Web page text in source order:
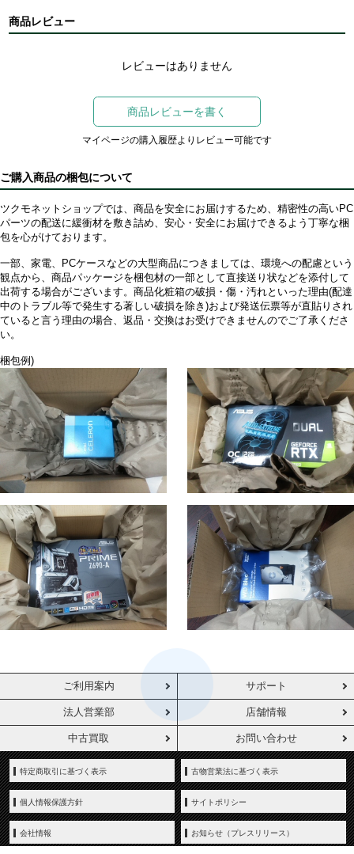
商品レビュー
レビューはありません
商品レビューを書く
マイページの購入履歴よりレビュー可能です
ご購入商品の梱包について
ツクモネットショップでは、商品を安全にお届けするため、精密性の高いPC
パーツの配送に緩衝材を敷き詰め、安心・安全にお届けできるよう丁寧な梱
包を心がけております。
一部、家電、PCケースなどの大型商品につきましては、環境への配慮という
観点から、商品パッケージを梱包材の一部として直接送り状などを添付して
出荷する場合がございます。商品化粧箱の破損・傷・汚れといった理由(配達
中のトラブル等で発生する著しい破損を除き)および発送伝票等が直貼りされ
ていると言う理由の場合、返品・交換はお受けできませんのでご了承くださ
い。
梱包例)
ご利用案内 サポート
法人営業部 店舗情報
中古買取 お問い合わせ
特定商取引に基づく表示 古物営業法に基づく表示
個人情報保護方針 サイトポリシー
会社情報 お知らせ（プレスリリース）